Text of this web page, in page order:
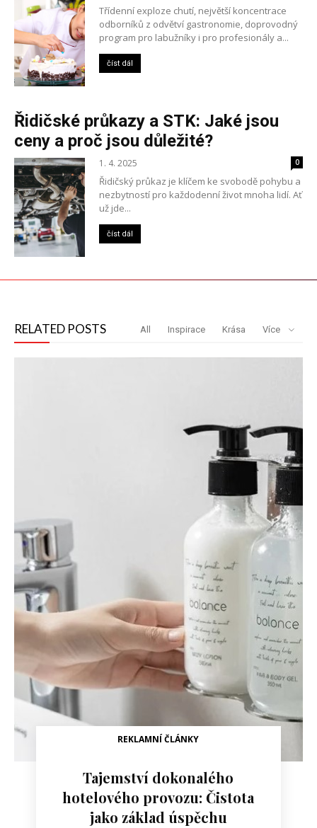
Třídenní exploze chutí, největší koncentrace
odborníků z odvětví gastronomie, doprovodný
program pro labužníky i pro profesionály a...
číst dál
Řidičské průkazy a STK: Jaké jsou
ceny a proč jsou důležité?
1. 4. 2025 0
Řidičský průkaz je klíčem ke svobodě pohybu a
nezbytností pro každodenní život mnoha lidí. Ať
už jde...
číst dál
RELATED POSTS All Inspirace Krása Více
REKLAMNÍ ČLÁNKY
Tajemství dokonalého
hotelového provozu: Čistota
jako základ úspěchu